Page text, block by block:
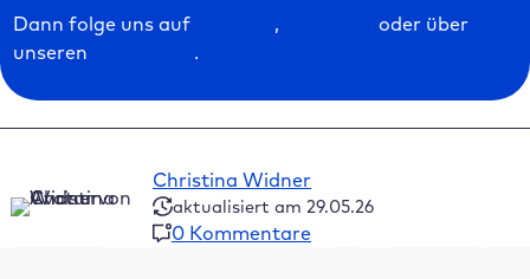
Dann folge uns auf ,
oder über
unseren
.
Christina Widner
aktualisiert am 29.05.26
0 Kommentare